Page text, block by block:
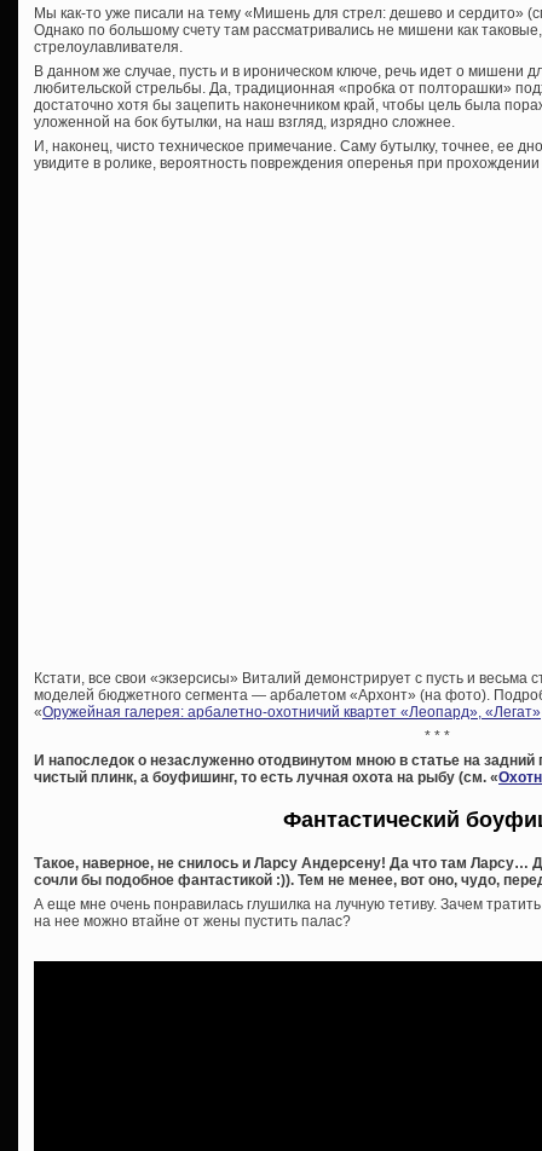
Мы как-то уже писали на тему «Мишень для стрел: дешево и сердито»
Однако по большому счету там рассматривались не мишени как
стрелоулавливателя.
В данном же случае, пусть и в ироническом ключе, речь идет о мишени
любительской стрельбы. Да, традиционная «пробка от полторашки»
достаточно хотя бы зацепить наконечником край, чтобы цель была
уложенной на бок бутылки, на наш взгляд, изрядно сложнее.
И, наконец, чисто техническое примечание. Саму бутылку, точнее, ее
увидите в ролике, вероятность повреждения оперенья при
Кстати, все свои «экзерсисы» Виталий демонстрирует с пусть и
моделей бюджетного сегмента — арбалетом «Архонт» (на фото).
«Оружейная галерея: арбалетно-охотничий квартет «Леопард»,
* * *
И напоследок о незаслуженно отодвинутом мною в статье на
чистый плинк, а боуфишинг, то есть лучная охота на рыбу (см. «
Фантастический
Такое, наверное, не снилось и Ларсу Андерсену! Да что там Ларсу…
сочли бы подобное фантастикой :)). Тем не менее, вот оно, чудо,
А еще мне очень понравилась глушилка на лучную тетиву. Зачем
на нее можно втайне от жены пустить палас?